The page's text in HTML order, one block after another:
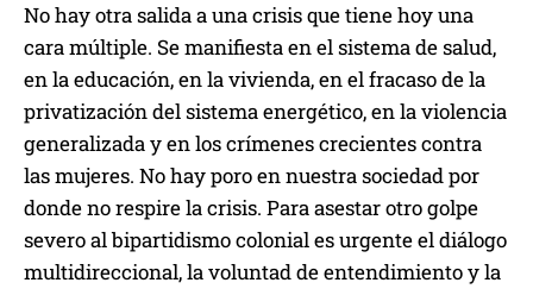
No hay otra salida a una crisis que tiene hoy una
cara múltiple. Se manifiesta en el sistema de salud,
en la educación, en la vivienda, en el fracaso de la
privatización del sistema energético, en la violencia
generalizada y en los crímenes crecientes contra
las mujeres. No hay poro en nuestra sociedad por
donde no respire la crisis. Para asestar otro golpe
severo al bipartidismo colonial es urgente el diálogo
multidireccional, la voluntad de entendimiento y la